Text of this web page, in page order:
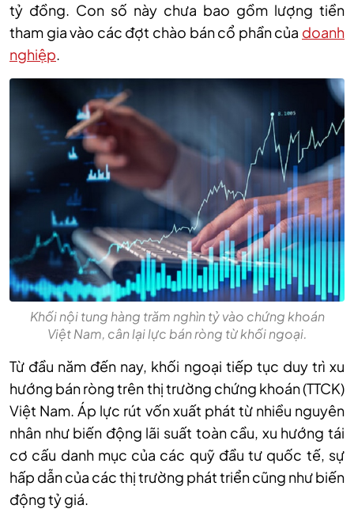
tỷ đồng. Con số này chưa bao gồm lượng tiền
tham gia vào các đợt chào bán cổ phần của doanh
nghiệp.
Khối nội tung hàng trăm nghìn tỷ vào chứng khoán
Việt Nam, cân lại lực bán ròng từ khối ngoại.
Từ đầu năm đến nay, khối ngoại tiếp tục duy trì xu
hướng bán ròng trên thị trường chứng khoán(TTCK)
Việt Nam. Áp lực rút vốn xuất phát từ nhiều nguyên
nhân như biến động lãi suất toàn cầu, xu hướng tái
cơ cấu danh mục của các quỹ đầu tư quốc tế, sự
hấp dẫn của các thị trường phát triển cũng như biến
động tỷ giá.